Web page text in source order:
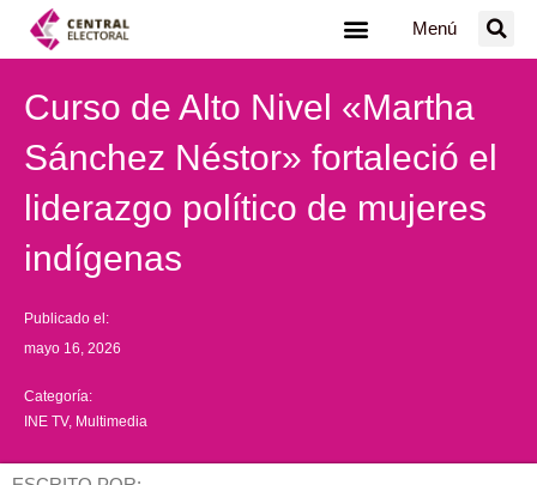
Menú
Curso de Alto Nivel «Martha
Sánchez Néstor» fortaleció el
liderazgo político de mujeres
indígenas
Publicado el:
mayo 16, 2026
Categoría:
INE TV, Multimedia